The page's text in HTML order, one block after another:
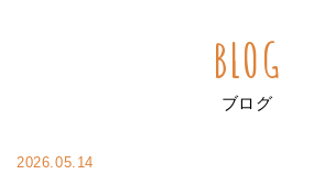
BLOG
ブログ
2026.05.14